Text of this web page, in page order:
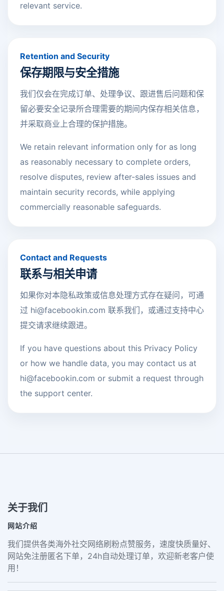
relevant service.
Retention and Security
保存期限与安全措施
我们仅会在完成订单、处理争议、跟进售后问题和保
留必要安全记录所合理需要的期间内保存相关信息，
并采取商业上合理的保护措施。
We retain relevant information only for as long
as reasonably necessary to complete orders,
resolve disputes, review after-sales issues and
maintain security records, while applying
commercially reasonable safeguards.
Contact and Requests
联系与相关申请
如果你对本隐私政策或信息处理方式存在疑问，可通
过 hi@facebookin.com 联系我们，或通过支持中心
提交请求继续跟进。
If you have questions about this Privacy Policy
or how we handle data, you may contact us at
hi@facebookin.com or submit a request through
the support center.
关于我们
网站介绍
我们提供各类海外社交网络刷粉点赞服务，速度快质量好、
网站免注册匿名下单，24h自动处理订单，欢迎新老客户使
用！